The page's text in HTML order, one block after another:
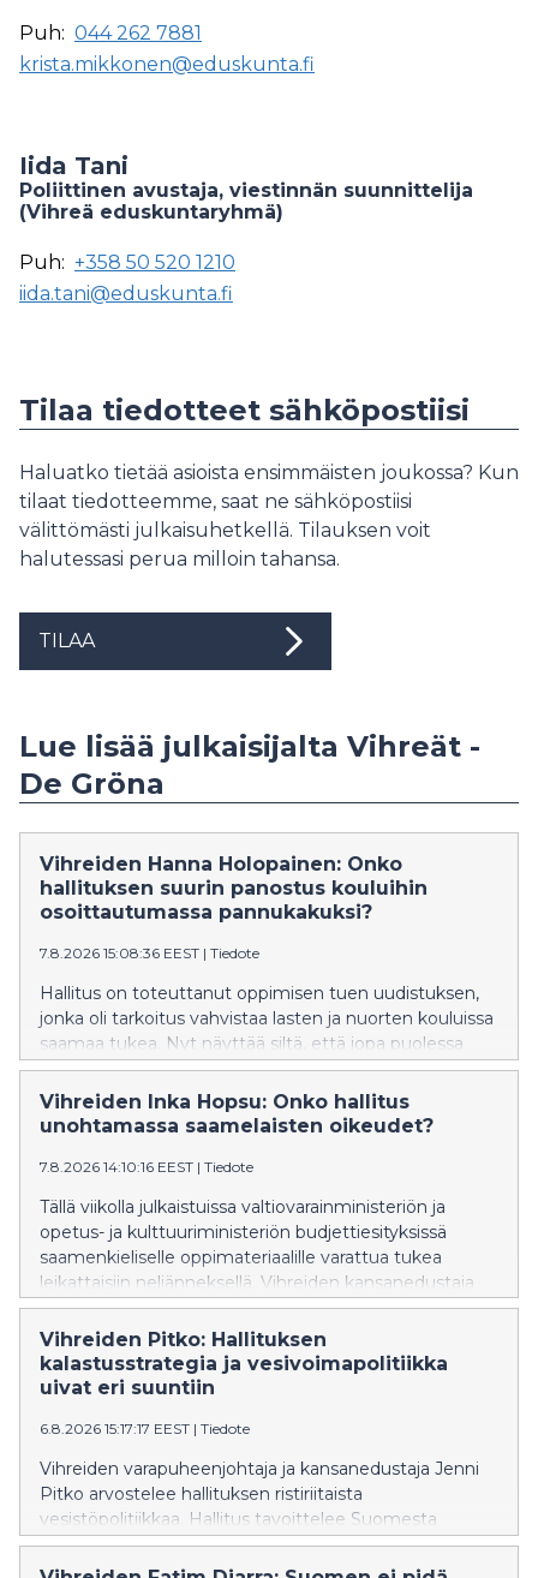
Puh: 044 262 7881
krista.mikkonen@eduskunta.fi
Iida Tani
Poliittinen avustaja, viestinnän suunnittelija
(Vihreä eduskuntaryhmä)
Puh: +358 50 520 1210
iida.tani@eduskunta.fi
Tilaa tiedotteet sähköpostiisi
Haluatko tietää asioista ensimmäisten joukossa? Kun
tilaat tiedotteemme, saat ne sähköpostiisi
välittömästi julkaisuhetkellä. Tilauksen voit
halutessasi perua milloin tahansa.
TILAA
Lue lisää julkaisijalta Vihreät -
De Gröna
Vihreiden Hanna Holopainen: Onko
hallituksen suurin panostus kouluihin
osoittautumassa pannukakuksi?
7.8.2026 15:08:36 EEST | Tiedote
Hallitus on toteuttanut oppimisen tuen uudistuksen,
jonka oli tarkoitus vahvistaa lasten ja nuorten kouluissa
saamaa tukea. Nyt näyttää siltä, että jopa puolessa
kunnista on vaikeuksia tarjota lasten ja nuorten
tarpeiden mukaista tukea ja osassa kuntia jopa
lakkautetaan erityisluokkia. Vihreiden kansanedustaja
toimenpiteisiin.
Vihreiden Inka Hopsu: Onko hallitus
unohtamassa saamelaisten oikeudet?
7.8.2026 14:10:16 EEST | Tiedote
Tällä viikolla julkaistuissa valtiovarainministeriön ja
opetus- ja kulttuuriministeriön budjettiesityksissä
saamenkieliselle oppimateriaalille varattua tukea
leikattaisiin neljänneksellä. Vihreiden kansanedustaja
Inka Hopsu vaatii hallitusta kunnioittamaan ja
vahvistamaan saamelaisten oikeuksia ja perumaan
leikkauksen syksyn budjettiriihessä.
Vihreiden Pitko: Hallituksen
kalastusstrategia ja vesivoimapolitiikka
uivat eri suuntiin
6.8.2026 15:17:17 EEST | Tiedote
Vihreiden varapuheenjohtaja ja kansanedustaja Jenni
Pitko arvostelee hallituksen ristiriitaista
vesistöpolitiikkaa. Hallitus tavoittelee Suomesta
Euroopan johtavaa kalastusmatkailumaata, mutta
samaan aikaan sen vesilakiesitys hidastaa